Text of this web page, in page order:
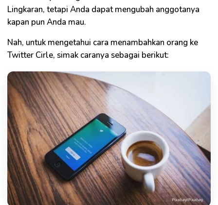
Lingkaran, tetapi Anda dapat mengubah anggotanya
kapan pun Anda mau.
Nah, untuk mengetahui cara menambahkan orang ke
Twitter Cirle, simak caranya sebagai berikut: